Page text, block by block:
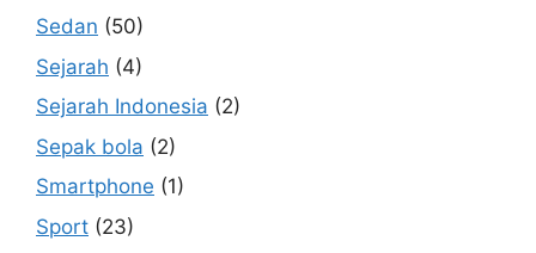
Sedan (50)
Sejarah (4)
Sejarah Indonesia (2)
Sepak bola (2)
Smartphone (1)
Sport (23)